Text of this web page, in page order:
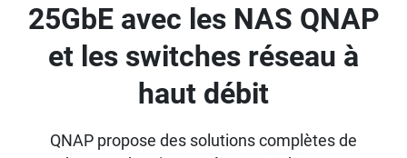
25GbE avec les NAS QNAP
et les switches réseau à
haut débit
QNAP propose des solutions complètes de